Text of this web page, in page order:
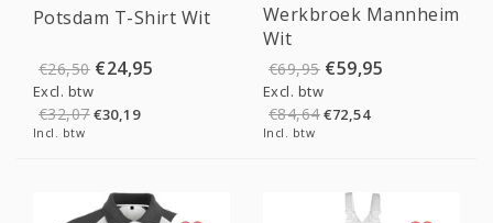
Potsdam T-Shirt Wit
€26,50 €24,95
Excl. btw
€32,07€30,19
Incl. btw
Werkbroek Mannheim
Wit
€69,95 €59,95
Excl. btw
€84,64€72,54
Incl. btw